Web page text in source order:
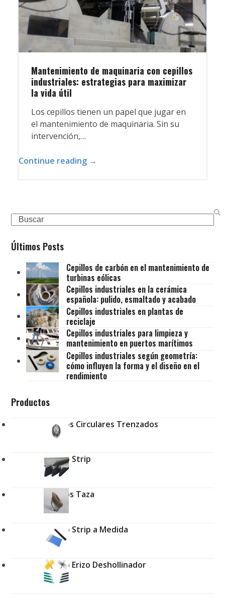
Mantenimiento de maquinaria con cepillos
industriales: estrategias para maximizar
la vida útil
Los cepillos tienen un papel que jugar en
el mantenimiento de maquinaria. Sin su
intervención,…
Continue reading →
Search
Últimos Posts
Cepillos de carbón en el mantenimiento de
turbinas eólicas
Cepillos industriales en la cerámica
española: pulido, esmaltado y acabado
Cepillos industriales en plantas de
reciclaje
Cepillos industriales para limpieza y
mantenimiento en puertos marítimos
Cepillos industriales según geometría:
cómo influyen la forma y el diseño en el
rendimiento
Productos
Cepillos Circulares Trenzados
Cepillo Strip
Cepillos Taza
Cepillo Strip a Medida
Cepillo Erizo Deshollinador